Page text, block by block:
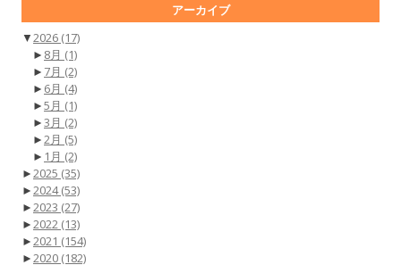
アーカイブ
▼2026 (17)
► 8月 (1)
► 7月 (2)
► 6月 (4)
►5月 (1)
►3月 (2)
►2月 (5)
► 1月 (2)
►2025 (35)
►2024(53)
►2023 (27)
►2022 (13)
►2021 (154)
►2020 (182)